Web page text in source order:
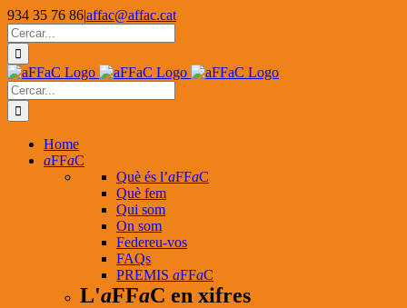
Skip
to
content
934 35 76 86|affac@affac.cat
Facebook
X
YouTube
Cerca
…
Cerca
…
Home
aFFaC
Què és l’aFFaC
Què fem
Qui som
On som
Federeu-vos
FAQs
PREMIS aFFaC
L'aFFaC en xifres